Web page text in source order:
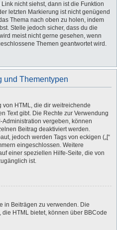
nicht siehst, dann ist die Funktion
letzten Markierung ist nicht genügend
Thema nach oben zu holen, indem
Stelle jedoch sicher, dass du die
meist nicht gerne gesehen, wenn
Themen geantwortet wird.
und Thementypen
von HTML, die dir weitreichende
Text gibt. Die Rechte zur Verwendung
vergeben, können
Beitrag deaktiviert werden.
jedoch werden Tags von eckigen („[“
eingeschlossen. Weitere
einer speziellen Hilfe-Seite, die von
ist.
in Beiträgen zu verwenden. Die
HTML bietet, können über BBCode